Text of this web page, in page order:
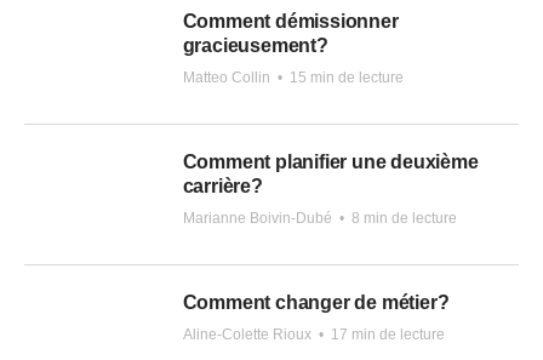
Comment démissionner
gracieusement?
Matteo Collin • 15 min de lecture
Comment planifier une deuxième
carrière?
Marianne Boivin-Dubé • 8 min de lecture
Comment changer de métier?
Aline-Colette Rioux • 17 min de lecture